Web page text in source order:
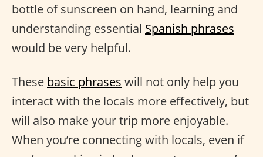
bottle of sunscreen on hand, learning and
understanding essential Spanish phrases
would be very helpful.
These basic phrases will not only help you
interact with the locals more effectively, but
will also make your trip more enjoyable.
When you’re connecting with locals, even if